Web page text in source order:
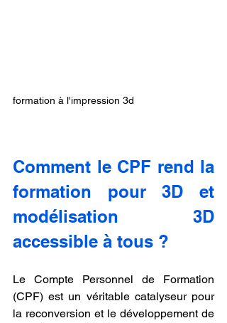
formation à l'impression 3d
Comment le CPF rend la
formation pour 3D et
modélisation 3D
accessible à tous ?
Le Compte Personnel de Formation
(CPF) est un véritable catalyseur pour
la reconversion et le développement de